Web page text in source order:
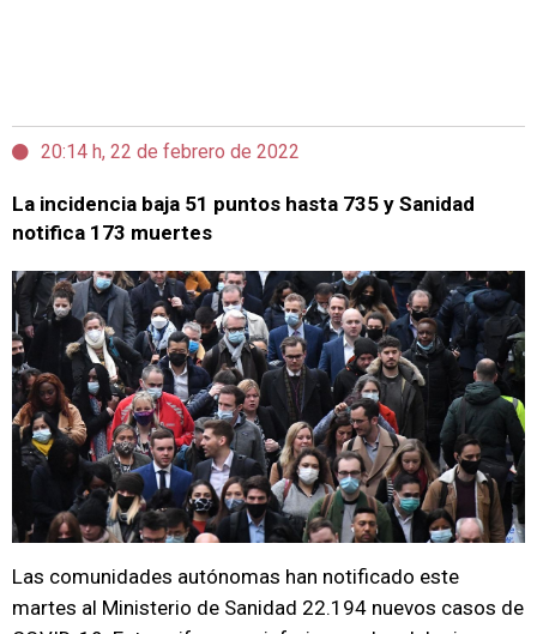
20:14 h, 22 de febrero de 2022
La incidencia baja 51 puntos hasta 735 y Sanidad
notifica 173 muertes
Las comunidades autónomas han notificado este
martes al Ministerio de Sanidad 22.194 nuevos casos de